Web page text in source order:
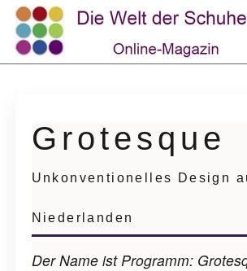
Grotesque
Unkonventionelles Design
Niederlanden
Der Name ist Programm: